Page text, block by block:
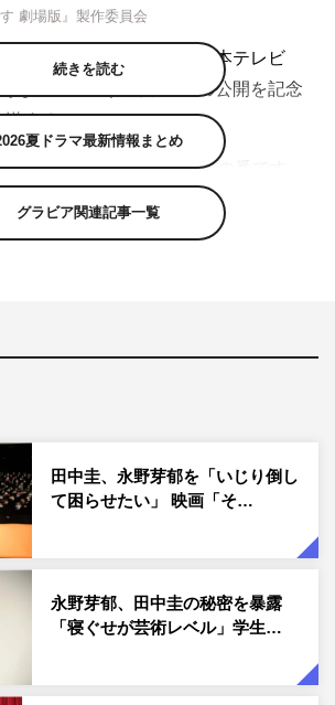
劇場版』製作委員会
金曜ロードショー』（日本テレビ
なたの番です 劇場版」の公開を記念
送する。
放送されたドラマ『あなたの番です』
元康が担当、原田知世と田中圭がW主
）と翔太（田中）の“年の差新婚夫
た伏線から、誰が黒幕であるかを探
画化される。
翔太が引っ越してきたあの日、住民会
菜奈ではなく翔太だったら…？ そし
ーム”が始まらなかったら…？ とい
描かれていく。
企画・原案を秋元康が担当し、W主演
、西野七瀬、横浜流星らドラマキャス
続きを読む
夏ドラマ最新情報まとめ
グラビア関連記事一覧
田中圭、永野芽郁を「いじり倒し
て困らせたい」 映画「そ…
永野芽郁、田中圭の秘密を暴露
「寝ぐせが芸術レベル」学生…